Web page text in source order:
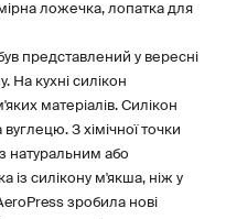
ложечка, лопатка для
представлений у вересні
На кухні силікон
матеріалів. Силікон
З хімічної точки
натуральним або
із силікону м'якша, ніж у
зробила нові